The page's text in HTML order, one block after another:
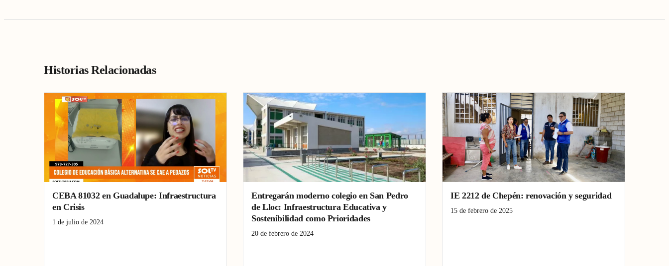
Historias Relacionadas
CEBA 81032 en Guadalupe: Infraestructura
en Crisis
1 de julio de 2024
Entregarán moderno colegio en San Pedro
de Lloc: Infraestructura Educativa y
Sostenibilidad como Prioridades
20 de febrero de 2024
IE 2212 de Chepén: renovación y seguridad
15 de febrero de 2025